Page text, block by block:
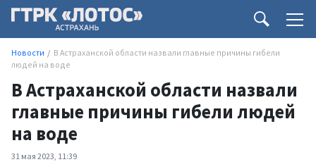
Новости
В Астраханской области назвали главные причины гибели
людей на воде
В Астраханской области назвали
главные причины гибели людей
на воде
31 мая 2023, 11:39